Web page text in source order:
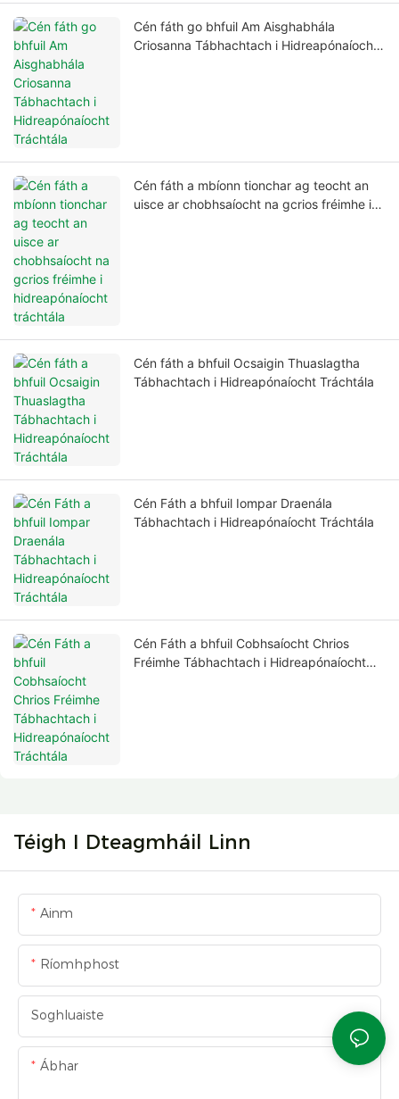
Cén fáth go bhfuil Am Aisghabhála
Criosanna Tábhachtach i Hidreapónaíocht
Cén fáth a mbíonn tionchar ag teocht an
uisce ar chobhsaíocht na gcrios fréimhe i
Cén fáth a bhfuil Ocsaigin Thuaslagtha
Tábhachtach i Hidreapónaíocht Tráchtála
Cén Fáth a bhfuil Iompar Draenála
Tábhachtach i Hidreapónaíocht Tráchtála
Cén Fáth a bhfuil Cobhsaíocht Chrios
Fréimhe Tábhachtach i Hidreapónaíocht
Téigh I Dteagmháil Linn
Ainm
Ríomhphost
Soghluaiste
Ábhar